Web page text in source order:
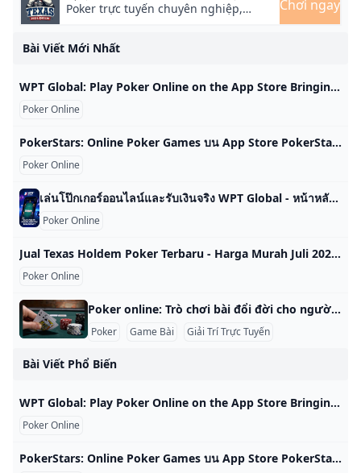
ĐẦU
Poker trực tuyến chuyên nghiệp,
Chơi ngay
Bài Viết Mới Nhất
‎WPT Global: Play Poker Online on the App Store Bringing the world to the World Poker Tour, we are WPT Global. Download our app today to play your favourite poker games, enjoy exciting Casino action, get in… Poker Tournaments & Card Games WPT Global #24 in Casino Free FairGame AI technology guarantees a great game on WPT Global!Bringing the world to the World Poker Tour, we are WPT Global. Download our app today to play your favourite poker games, enjoy exciting Casino action, get in the action with our Sportsbook and win trips around the globe to play poker.
Poker Online
‎PokerStars: Online Poker Games บน App Store PokerStars Mobile: get ready to play poker with millions of players. With Texas Hold’em, Omaha and more, now’s the time to enter the world of online poker. HO… Stars Mobile Limited #122 ด้านเกมคาสิโน 4.7 • 689 รายการจัดอันดับ ฟรี PokerStars Mobile: get ready to play poker with millions of players. With Texas Hold’em, Omaha and more, now’s the time to enter the world of online poker. HOW TO ENJOY OUR POKER GAMESDownload the app.
Poker Online
เล่นโป๊กเกอร์ออนไลน์และรับเงินจริง WPT Global - หน้าหลักออนไลน์ของ World Poker Tour - นำทัวร์นาเมนต์โป๊กเกอร์ออนไลน์ที่ปลอดภัยที่สุดและเกมเงินจริงมาให้คุณ กฎของโป๊กเกอร์ กฎการแข่งขัน คำศัพท์โป๊กเกอร์ Texas Hold’em PLO Short Deck Global Spins Mystery Bounty ประกันภัย Reveal Hands Rabbit Hunt ขยายเวลา การเดิมพัน HOLE CARD Gift Fest Jackpots หน้าหลักออนไลน์ของ World Poker Tour ที่ซึ่งตำนานได้บรรจบกับการปฏิวัติ เข้าร่วมสังคมการเล่นไพ่ใหญ่ที่สุดของโลก ของผู้เล่นเกมเงินสด 20 ปีที่ดีเยี่ยมที่สุด WPT เป็นหนึ่งในชื่อโป๊กเกอร์ที่โดดเด่นที่สุด แบรนด์โป๊กเกอร์ชั้นนําทั่วโลกในช่วง 20 ปีที่ผ่านมาและการนับ สนามเล่นสำหรับระดับสกิลทั้งหมด ซอฟต์แวร์ WPT Global ที่เป็นนวัตกรรมใหม่ช่วยให้มีผู้เล่นมืออาชีพเพียงสองคนต่อโต๊ะเกมเงินสด หมายความว่าผู้เล่นทุกระดับมีสถานที่ที่ดีที่สุดในการเรียนรู้ เล่น ปรับปรุง และชนะ ไม่อนุญาตให้ใช้โปรแกรมอัตโนมัติและการโกงใด ๆ 24/7 ติดตามการเฝ้าระวังผู้ฉ้อโกงและโปรแกรมบอท การตรวจจับ AI ที่ขับเคลื่อนด้วยข้อมูลพร้อมกับทฤษฎีเกมจะช่วยกำจัดบอทและการสมรู้ร่วมคิดเพื่อให้คุณสามารถเพลิดเพลินไปกับสภาพแวดล้อมเกมที่ปลอดภัยและยุติธรรม WPT เป็นหนึ่งในชื่อโป๊กเกอร์ที่โดดเด่นที่สุด แบรนด์โป๊กเกอร์ชั้นนําทั่วโลกในช่วง 20 ปีที่ผ่านมาและการนับ ซอฟต์แวร์ WPT Global ที่เป็นนวัตกรรมใหม่ช่วยให้มีผู้เล่นมืออาชีพเพียงสองคนต่อโต๊ะเกมเงินสด หมายความว่าผู้เล่นทุกระดับมีสถานที่ที่ดีที่สุดในการเรียนรู้ เล่น ปรับปรุง และชนะ
Poker Online
Jual Texas Holdem Poker Terbaru - Harga Murah Juli 2025 & Cicil 0% Beli Texas Holdem Poker terbaru harga murah Juli 2025 di Tokopedia! ∙ Promo Pengguna Baru ∙ Kurir Instan ∙ Bebas Ongkir ∙ Cicilan 0%. KategoriMainan & HobiBoard GamePermainan KartuRumah TanggaKebersihanDekorasiTempat Penyimpanan
Poker Online
Poker online: Trò chơi bài đổi đời cho người Việt Poker online là một trong những trò chơi bài phổ biến và thu hút đông đảo người chơi tại Việt Nam cũng như trên toàn thế giới. Trò chơi này không chỉ mang lại sự giải trí mà còn là cơ hội để người chơi thử thách tư duy, chiến lược và kỹ năng quản lý tâm lý. Lợi ích của việc chơi poker online Tiện lợi: Người chơi có thể tham gia bất cứ lúc nào và ở đâu chỉ với một chiếc điện thoại hoặc máy tính có kết nối internet.
Poker Game Bài Giải Trí Trực Tuyến
Bài Viết Phổ Biến
‎WPT Global: Play Poker Online on the App Store Bringing the world to the World Poker Tour, we are WPT Global. Download our app today to play your favourite poker games, enjoy exciting Casino action, get in… Poker Tournaments & Card Games WPT Global #24 in Casino Free FairGame AI technology guarantees a great game on WPT Global!Bringing the world to the World Poker Tour, we are WPT Global. Download our app today to play your favourite poker games, enjoy exciting Casino action, get in the action with our Sportsbook and win trips around the globe to play poker.
Poker Online
‎PokerStars: Online Poker Games บน App Store PokerStars Mobile: get ready to play poker with millions of players. With Texas Hold’em, Omaha and more, now’s the time to enter the world of online poker. HO… Stars Mobile Limited #122 ด้านเกมคาสิโน 4.7 • 689 รายการจัดอันดับ ฟรี PokerStars Mobile: get ready to play poker with millions of players. With Texas Hold’em, Omaha and more, now’s the time to enter the world of online poker. HOW TO ENJOY OUR POKER GAMESDownload the app.